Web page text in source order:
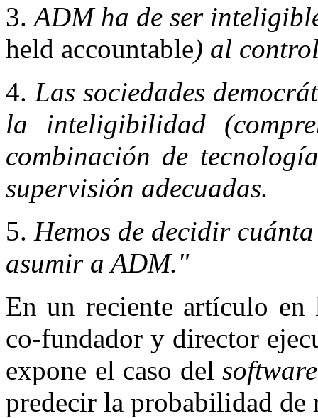
3. ADM ha de ser
held accountable) al
4. Las sociedades
la inteligibilidad
combinación de
supervisión adecuadas.
5. Hemos de decidir
asumir a ADM."
En un reciente artículo
co‐fundador y director
expone el caso delsoftware
predecir la probabilidad de